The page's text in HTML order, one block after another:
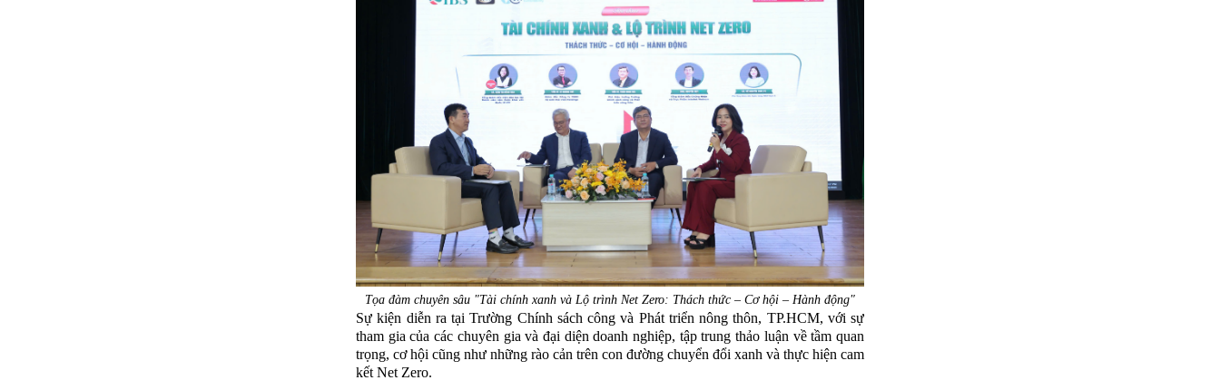
Tọa đàm chuyên sâu "Tài chính xanh và Lộ trình Net Zero: Thách thức – Cơ hội – Hành động"
Sự kiện diễn ra tại Trường Chính sách công và Phát triển nông thôn, TP.HCM, với sự
tham gia của các chuyên gia và đại diện doanh nghiệp, tập trung thảo luận về tầm quan
trọng, cơ hội cũng như những rào cản trên con đường chuyển đổi xanh và thực hiện cam
kết Net Zero.